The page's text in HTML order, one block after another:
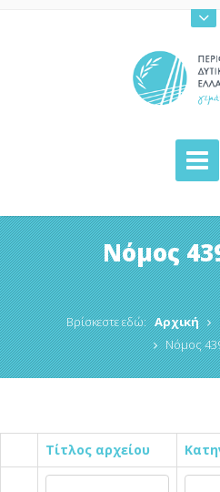
Νόμος
Βρίσκεστε εδώ: Αρχική
Νόμος
Τίτλος αρχείου